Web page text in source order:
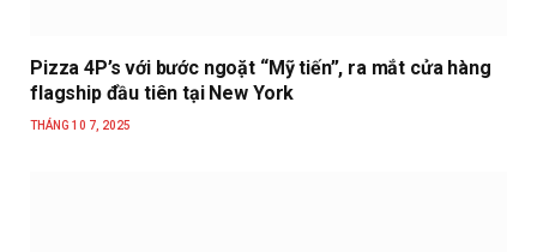
Pizza 4P’s với bước ngoặt “Mỹ tiến”, ra mắt cửa hàng
flagship đầu tiên tại New York
THÁNG 10 7, 2025